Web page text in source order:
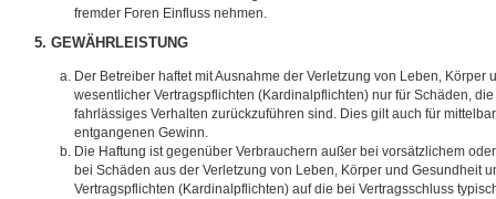
fremder Foren Einfluss nehmen.
5. GEWÄHRLEISTUNG
Der Betreiber haftet mit Ausnahme der Verletzung von Leben, Körper
wesentlicher Vertragspflichten (Kardinalpflichten) nur für Schäden,
fahrlässiges Verhalten zurückzuführen sind. Dies gilt auch für
entgangenen Gewinn.
Die Haftung ist gegenüber Verbrauchern außer bei vorsätzlichem
bei Schäden aus der Verletzung von Leben, Körper und Gesundheit
Vertragspflichten (Kardinalpflichten) auf die bei Vertragsschluss